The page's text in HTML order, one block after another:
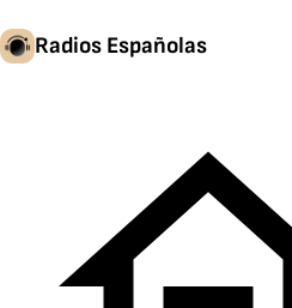
Radios Españolas